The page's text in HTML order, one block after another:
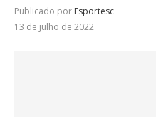
Publicado por Esportesc
13 de julho de 2022